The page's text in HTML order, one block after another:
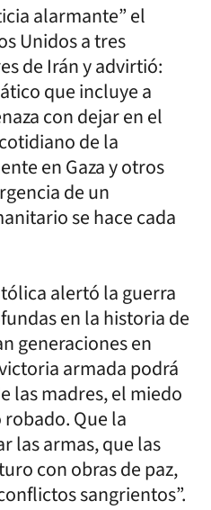
alarmante” el
Unidos a tres
de Irán y advirtió:
que incluye a
con dejar en el
de la
en Gaza y otros
de un
se hace cada
alertó la guerra
en la historia de
generaciones en
armada podrá
las madres, el miedo
Que la
las armas, que las
con obras de paz,
sangrientos”.